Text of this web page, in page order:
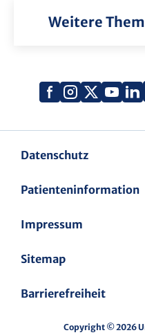
Weitere
Facebook
Instagram
X
Datenschutz
Patienteninformation
Impressum
Sitemap
Barrierefreiheit
Copyright © 2026